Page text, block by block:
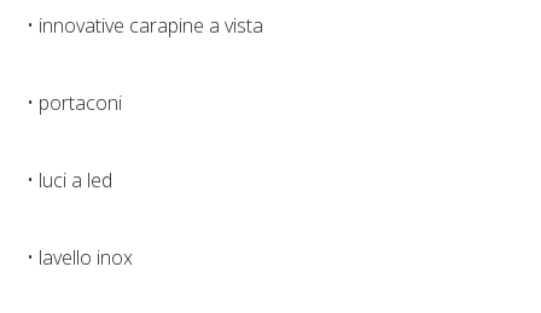
• innovative carapine a vista
• portaconi
• luci a led
• lavello inox